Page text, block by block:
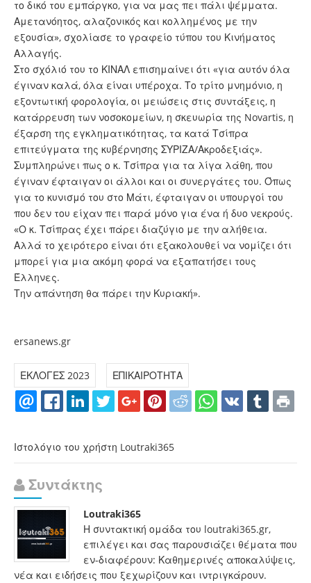
το δικό του εμπάργκο, για να μας πει πάλι ψέμματα.
Αμετανόητος, αλαζονικός και κολλημένος με την
εξουσία», σχολίασε το γραφείο τύπου του Κινήματος
Αλλαγής.
Στο σχόλιό του το ΚΙΝΑΛ επισημαίνει ότι «για αυτόν όλα
έγιναν καλά, όλα είναι υπέροχα. Το τρίτο μνημόνιο, η
εξοντωτική φορολογία, οι μειώσεις στις συντάξεις, η
κατάρρευση των νοσοκομείων, η σκευωρία της Novartis, η
έξαρση της εγκληματικότητας, τα κατά Τσίπρα
επιτεύγματα της κυβέρνησης ΣΥΡΙΖΑ/Ακροδεξιάς».
Συμπληρώνει πως ο κ. Τσίπρα για τα λίγα λάθη, που
έγιναν έφταιγαν οι άλλοι και οι συνεργάτες του. Όπως
για το κυνισμό του στο Μάτι, έφταιγαν οι υπουργοί του
που δεν του είχαν πει παρά μόνο για ένα ή δυο νεκρούς.
«Ο κ. Τσίπρας έχει πάρει διαζύγιο με την αλήθεια.
Αλλά το χειρότερο είναι ότι εξακολουθεί να νομίζει ότι
μπορεί για μια ακόμη φορά να εξαπατήσει τους
Έλληνες.
Την απάντηση θα πάρει την Κυριακή».
ersanews.gr
ΕΚΛΟΓΕΣ 2023 ΕΠΙΚΑΙΡΟΤΗΤΑ
Ιστολόγιο του χρήστη Loutraki365
Συντάκτης
Loutraki365
Η συντακτική ομάδα του loutraki365.gr,
επιλέγει και σας παρουσιάζει θέματα που
εν-διαφέρουν: Καθημερινές αποκαλύψεις,
νέα και ειδήσεις που ξεχωρίζουν και ιντριγκάρουν.